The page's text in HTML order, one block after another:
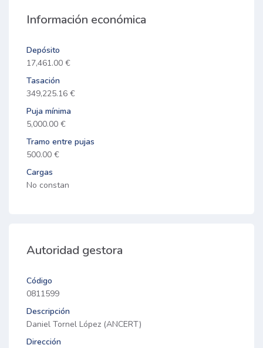
Información económica
Depósito
17,461.00 €
Tasación
349,225.16 €
Puja mínima
5,000.00 €
Tramo entre pujas
500.00 €
Cargas
No constan
Autoridad gestora
Código
0811599
Descripción
Daniel Tornel López (ANCERT)
Dirección